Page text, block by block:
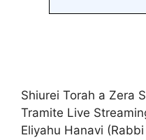
Shiurei Torah a Zera
Tramite Live
Eliyahu Hanavi